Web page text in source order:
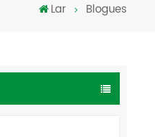
Lar Blogues